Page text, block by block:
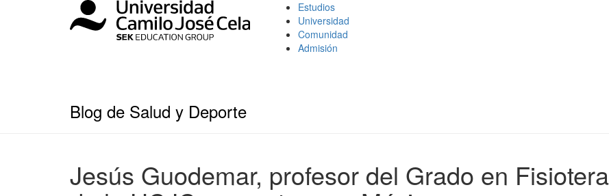
Estudios
Universidad
Comunidad
Admisión
Blog de Salud y Deporte
Jesús Guodemar, profesor del Grado en